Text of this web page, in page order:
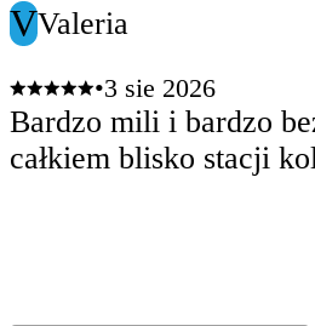
VValeria
•3 sie 2026
Bardzo mili i bardzo
całkiem blisko stacji